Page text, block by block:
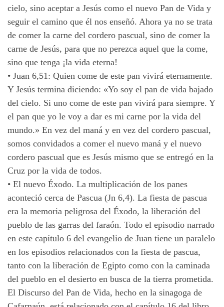
cielo, sino aceptar a Jesús como el nuevo Pan de Vida y
seguir el camino que él nos enseñó. Ahora ya no se trata
de comer la carne del cordero pascual, sino de comer la
carne de Jesús, para que no perezca aquel que la come,
sino que tenga ¡la vida eterna!
• Juan 6,51: Quien come de este pan vivirá eternamente.
Y Jesús termina diciendo: «Yo soy el pan de vida bajado
del cielo. Si uno come de este pan vivirá para siempre. Y
el pan que yo le voy a dar es mi carne por la vida del
mundo.» En vez del maná y en vez del cordero pascual,
somos convidados a comer el nuevo maná y el nuevo
cordero pascual que es Jesús mismo que se entregó en la
Cruz por la vida de todos.
• El nuevo Éxodo. La multiplicación de los panes
aconteció cerca de Pascua (Jn 6,4). La fiesta de pascua
era la memoria peligrosa del Éxodo, la liberación del
pueblo de las garras del faraón. Todo el episodio narrado
en este capítulo 6 del evangelio de Juan tiene un paralelo
en los episodios relacionados con la fiesta de pascua,
tanto con la liberación de Egipto como con la caminada
del pueblo en el desierto en busca de la tierra prometida.
El Discurso del Pan de Vida, hecho en la sinagoga de